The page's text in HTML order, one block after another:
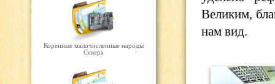
Коренные малочисленные народы
Севера
Великим,
нам вид.